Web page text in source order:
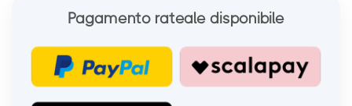
Pagamento rateale disponibile